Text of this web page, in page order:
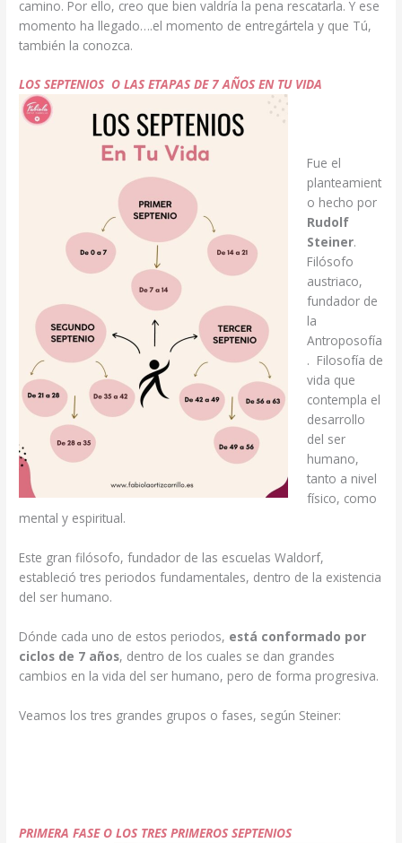
camino. Por ello, creo que bien valdría la pena rescatarla. Y ese
momento ha llegado….el momento de entregártela y que Tú,
también la conozca.
LOS SEPTENIOS O LAS ETAPAS DE 7 AÑOS EN TU VIDA
Fue el
planteamient
o hecho por
Rudolf
Steiner.
Filósofo
austriaco,
fundador de
la
Antroposofía
. Filosofía de
vida que
contempla el
desarrollo
del ser
humano,
tanto a nivel
físico, como
mental y espiritual.
Este gran filósofo, fundador de las escuelas Waldorf,
estableció tres periodos fundamentales, dentro de la existencia
del ser humano.
Dónde cada uno de estos periodos, está conformado por
ciclos de 7 años, dentro de los cuales se dan grandes
cambios en la vida del ser humano, pero de forma progresiva.
Veamos los tres grandes grupos o fases, según Steiner:
PRIMERA FASE O LOS TRES PRIMEROS SEPTENIOS